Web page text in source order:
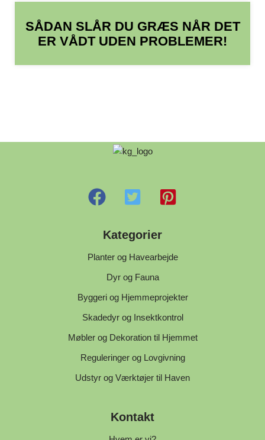
SÅDAN SLÅR DU GRÆS NÅR DET
ER VÅDT UDEN PROBLEMER!
Kategorier
Planter og Havearbejde
Dyr og Fauna
Byggeri og Hjemmeprojekter
Skadedyr og Insektkontrol
Møbler og Dekoration til Hjemmet
Reguleringer og Lovgivning
Udstyr og Værktøjer til Haven
Kontakt